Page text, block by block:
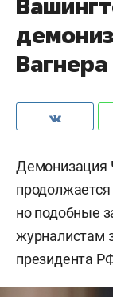
Вагнера
Демонизация
но подобные
журналистам
президента